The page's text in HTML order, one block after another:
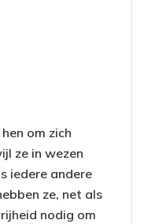
om zich
ze in wezen
iedere andere
ze, net als
nodig om